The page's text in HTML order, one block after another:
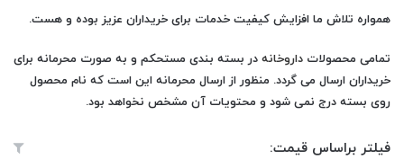
همواره تلاش ما افزایش کیفیت خدمات برای خریداران عزیز بوده و هست.
تمامی محصولات داروخانه در بسته بندی مستحکم و به صورت محرمانه برای
خریداران ارسال می گردد. منظور از ارسال محرمانه این است که نام محصول
روی بسته درج نمی شود و محتویات آن مشخص نخواهد بود.
فیلتر براساس قیمت: